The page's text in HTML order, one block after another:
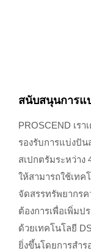
สนับสนุนการแ
PROSCEND เร
รองรับการแบ่งปั
สเปกตรัมระหว่าง
ให้สามารถใช้เทค
จัดสรรทรัพยากรค
ต้องการเพื่อเพิ่มป
ด้วยเทคโนโลยี
ยิ่งขึ้นโดยการสำร